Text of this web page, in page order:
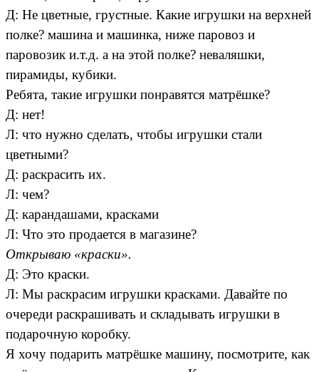
Д: Не цветные, грустные. Какие игрушки на верхней
полке? машина и машинка, ниже паровоз и
паровозик и.т.д. а на этой полке? неваляшки,
пирамиды, кубики.
Ребята, такие игрушки понравятся матрёшке?
Д: нет!
Л: что нужно сделать, чтобы игрушки стали
цветными?
Д: раскрасить их.
Л: чем?
Д: карандашами, красками
Л: Что это продается в магазине?
Открываю «краски».
Д: Это краски.
Л: Мы раскрасим игрушки красками. Давайте по
очереди раскрашивать и складывать игрушки в
подарочную коробку.
Я хочу подарить матрёшке машину, посмотрите, как